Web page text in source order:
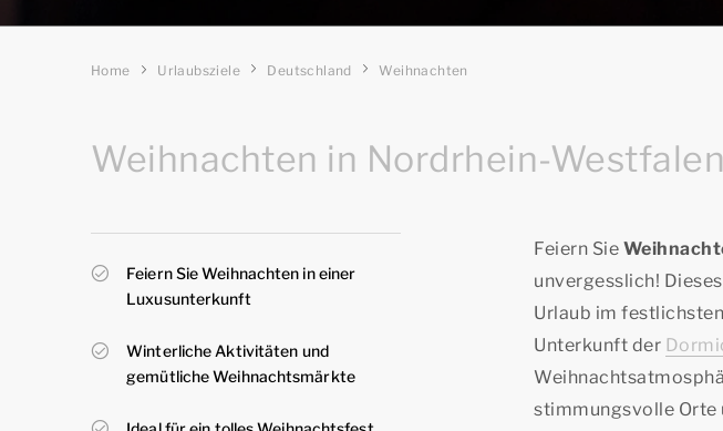
Home Urlaubsziele Deutschland Weihnachten
Weihnachten in Nordrhein-Westfalen
Feiern Sie Weihnachten in einer
Luxusunterkunft
Winterliche Aktivitäten und
gemütliche Weihnachtsmärkte
Feiern Sie
unvergesslich!
Urlaub im
Unterkunft der
stimmungsvolle Orte